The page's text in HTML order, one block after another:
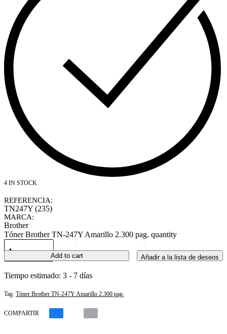
4 IN STOCK
REFERENCIA:
TN247Y (235)
MARCA:
Brother
Tóner Brother TN-247Y Amarillo 2.300 pag. quantity
Add to cart Añadir a la lista de deseos
Tiempo estimado: 3 - 7 días
Tag: Tóner Brother TN-247Y Amarillo 2.300 pag.
COMPARTIR